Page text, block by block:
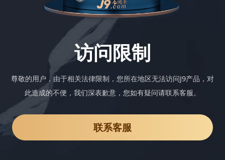
访问限制
尊敬的用户，由于相关法律限制，您所在地区无法访问J9产品，对
此造成的不便，我们深表歉意，您如有疑问请联系客服。
联系客服